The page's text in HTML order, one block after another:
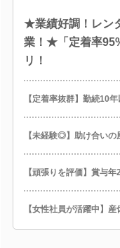
★業績好調！レン
業！★「定着率
リ！
【定着率抜群】勤続10
【未経験◎】助け合い
【頑張りを評価】賞与
【女性社員が活躍中】